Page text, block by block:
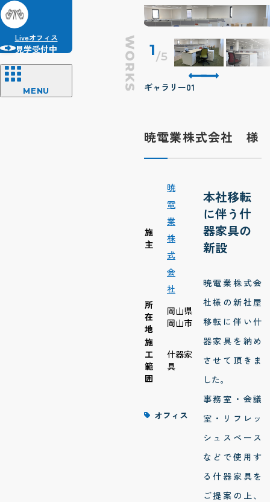
Liveオフィス
見学受付中
MENU
ギャラリー05 ギャラリー01
1/5
暁電業株式会社 様
施
主
暁
電
業
株
式
会
社
所
在
地
岡山県
岡山市
施
工
範
囲
什器家
具
オフィス
本社移転
に伴う什
器家具の
新設
暁電業株式会
社様の新社屋
移転に伴い什
器家具を納め
させて頂きま
した。
事務室・会議
室・リフレッ
シュスペース
などで使用す
る什器家具を
ご提案の上、